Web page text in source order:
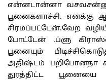
என்னடான்னா வசவசன்னு
பூனைகளாச்சி. எனக்கு
சிரமப்பட்டேன்.வேற
போட்டேன் .ப்ளு
பூனையும்
அதிஷ்டம் பறிபோனதா
துரத்திட்ட பூனையை